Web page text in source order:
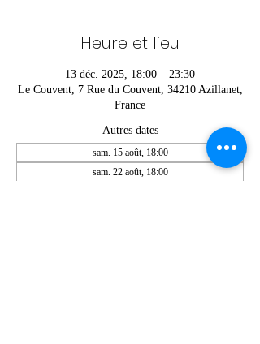
Heure et lieu
13 déc. 2025, 18:00 – 23:30
Le Couvent, 7 Rue du Couvent, 34210 Azillanet,
France
Autres dates
sam. 15 août, 18:00
sam. 22 août, 18:00